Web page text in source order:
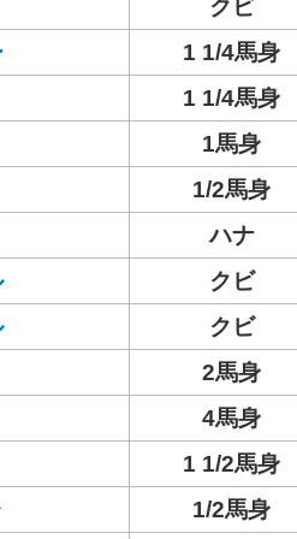
クビ
1 1/4馬身
1 1/4馬身
1馬身
1/2馬身
ハナ
クビ
クビ
2馬身
4馬身
1 1/2馬身
1/2馬身